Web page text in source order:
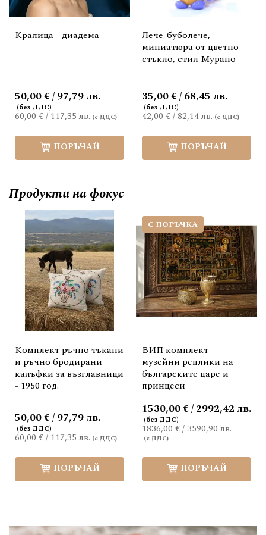
Кралица - диадема
60,00 €/ 117,35 лв.
50,00 € / 97,79 лв.
ПОРЪЧАЙ
Лече-буболече,
миниатюра от цветно
стъкло, стил Мурано
42,00 €/82,14 лв.
35,00 € / 68,45 лв.
ПОРЪЧАЙ
Продукти на фокус
Комплект ръчно тъкани
и ръчно бродирани
калъфки за възглавници
- 1950 год.
60,00 €/ 117,35 лв.
50,00 € / 97,79 лв.
ПОРЪЧАЙ
С ПОРЪЧКА
ВИП комплект -
музейни реплики на
българските царе и
принцеси
1836,00 €/ 3590,90 лв.
1530,00 € / 2992,42 лв.
ПОРЪЧАЙ